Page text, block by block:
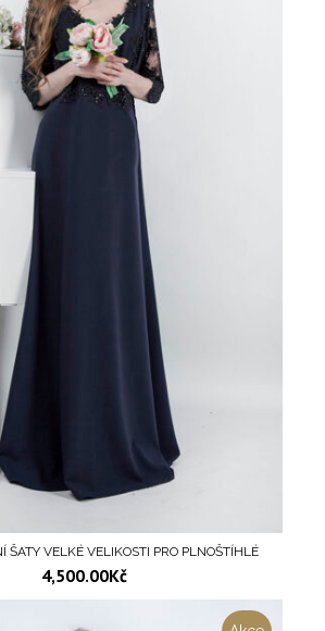
ŠATY VELKÉ VELIKOSTI PRO PLNOŠTÍHLÉ
4,500.00Kč